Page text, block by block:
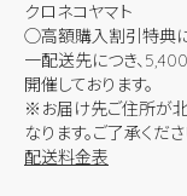
クロネコヤマト
◯高額購入割引特典に
一配送先につき、
開催しております。
※お届け先ご住所が北
なります。ご了承くださ
配送料金表